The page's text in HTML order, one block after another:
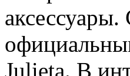
Julieta. В